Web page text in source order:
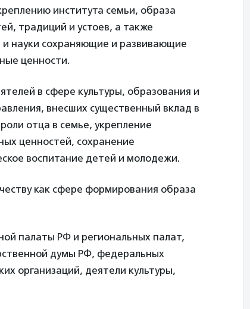
института семьи, образа
традиций и устоев, а также
и науки сохраняющие и развивающие
ценности.
в сфере культуры, образования и
внесших существенный вклад в
отца в семье, укрепление
ценностей, сохранение
воспитание детей и молодежи.
как сфере формирования образа
палаты РФ и региональных палат,
думы РФ, федеральных
организаций, деятели культуры,